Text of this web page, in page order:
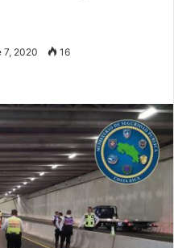
7, 2020 16